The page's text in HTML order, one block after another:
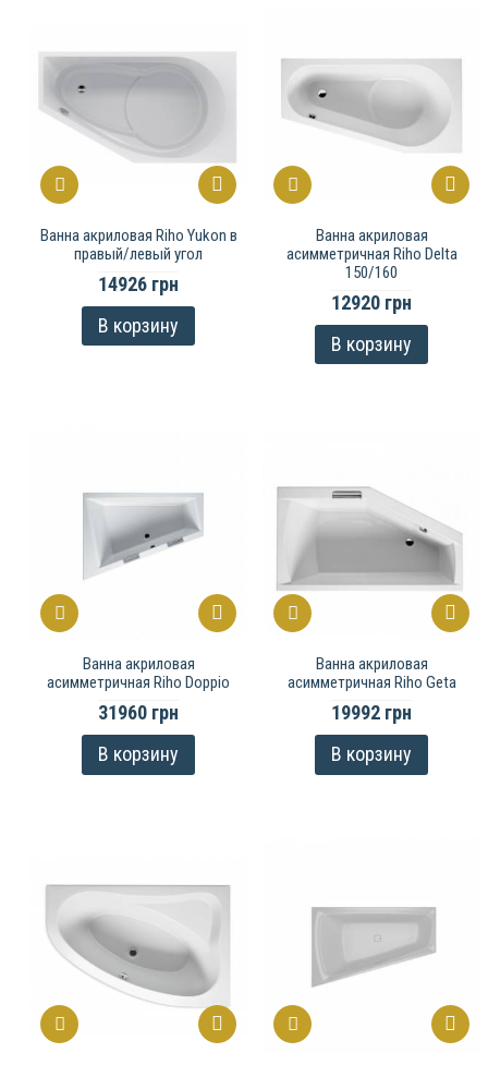
Ванна акриловая Riho Yukon в
правый/левый угол
14926 грн
В корзину
Ванна акриловая
асимметричная Riho Delta
150/160
12920 грн
В корзину
Ванна акриловая
асимметричная Riho Doppio
31960 грн
В корзину
Ванна акриловая
асимметричная Riho Geta
19992 грн
В корзину